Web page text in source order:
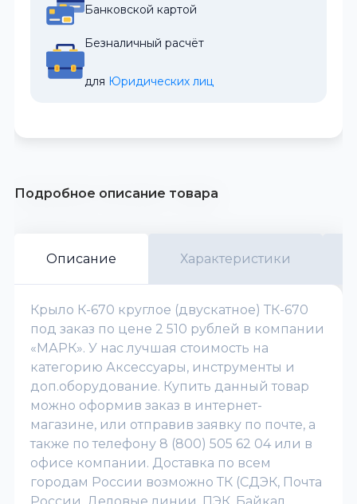
Банковской картой
Безналичный расчёт
для Юридических лиц
Подробное описание товара
Описание Характеристики
Крыло К-670 круглое (двускатное) ТК-670
под заказ по цене 2 510 рублей в компании
«МАРК». У нас лучшая стоимость на
категорию Аксессуары, инструменты и
доп.оборудование. Купить данный товар
можно оформив заказ в интернет-
магазине, или отправив заявку по почте, а
также по телефону 8 (800) 505 62 04 или в
офисе компании. Доставка по всем
городам России возможно ТК (СДЭК, Почта